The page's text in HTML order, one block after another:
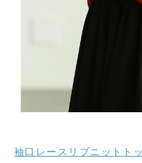
袖口レースリブニットト